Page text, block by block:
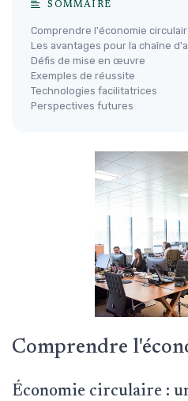
SOMMAIRE
Comprendre l'économie
Les avantages pour la chaîne
Défis de mise en œuvre
Exemples de réussite
Technologies facilitatrices
Perspectives futures
Comprendre
Économie circulaire :